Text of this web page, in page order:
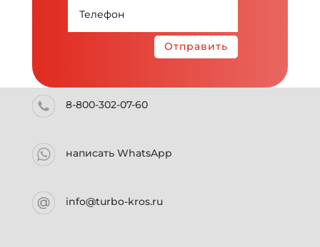
Отправить
8-800-302-07-60
написать WhatsApp
info@turbo-kros.ru